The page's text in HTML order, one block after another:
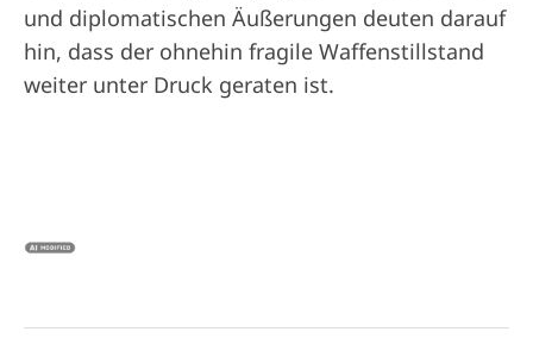
und diplomatischen Äußerungen deuten darauf
hin, dass der ohnehin fragile Waffenstillstand
weiter unter Druck geraten ist.